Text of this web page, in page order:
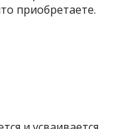
приобретаете.